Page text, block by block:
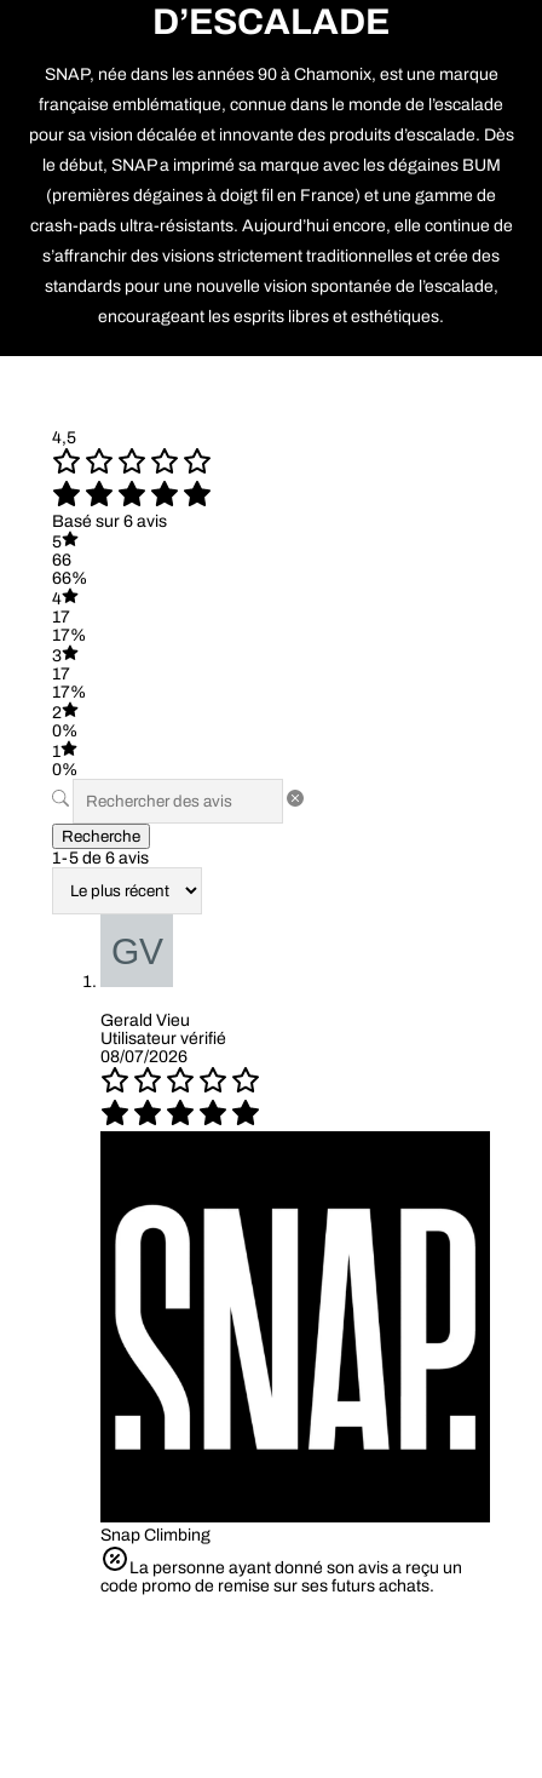
D’ESCALADE
SNAP, née dans les années 90 à Chamonix, est une marque
française emblématique, connue dans le monde de l’escalade
pour sa vision décalée et innovante des produits d’escalade. Dès
le début, SNAP a imprimé sa marque avec les dégaines BUM
(premières dégaines à doigt fil en France) et une gamme de
crash-pads ultra-résistants. Aujourd’hui encore, elle continue de
s’affranchir des visions strictement traditionnelles et crée des
standards pour une nouvelle vision spontanée de l’escalade,
encourageant les esprits libres et esthétiques.
4,5
Basé sur 6 avis
5
66
66%
4
17
17%
3
17
17%
2
0%
1
0%
Recherche
1-5 de 6 avis
Gerald Vieu
Utilisateur vérifié
08/07/2026
Snap Climbing
La personne ayant donné son avis a reçu un
code promo de remise sur ses futurs achats.